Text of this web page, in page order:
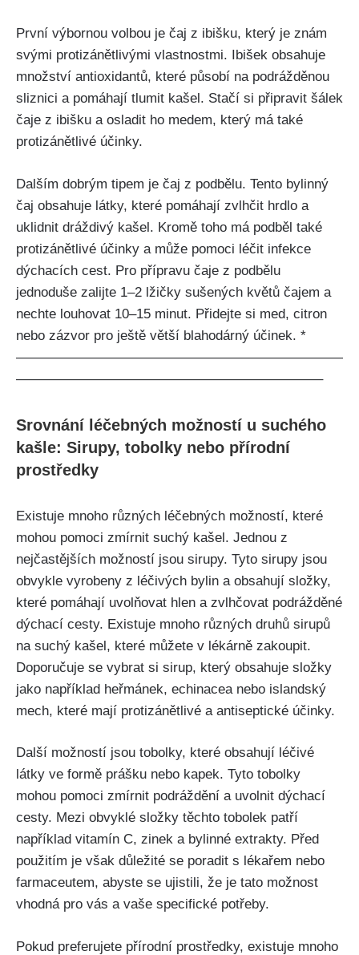
První výbornou volbou ‌je čaj z ​ibišku, který je znám
svými protizánětlivými vlastnostmi. Ibišek obsahuje
množství antioxidantů, které působí ⁣na podrážděnou
sliznici a pomáhají tlumit kašel.‌ Stačí⁢ si připravit šálek
čaje z ⁣ibišku a osladit ⁢ho medem,⁢ který má také
protizánětlivé účinky.
Dalším ​dobrým tipem ⁢je čaj z podbělu. Tento bylinný
čaj obsahuje látky, které pomáhají zvlhčit hrdlo a
uklidnit ‍dráždivý kašel. Kromě toho má ‍podběl také
protizánětlivé ‍účinky ⁤a může pomoci léčit infekce
‌dýchacích cest. Pro přípravu čaje z podbělu
jednoduše zalijte⁢ 1–2 lžičky sušených květů čajem a
nechte louhovat 10–15⁤ minut. Přidejte si med,⁣ citron
nebo zázvor pro ještě větší blahodárný účinek. *
————————————————————————
——————————————————————–
Srovnání léčebných možností​ u suchého
kašle: Sirupy,⁣ tobolky nebo ‌přírodní
prostředky
Existuje mnoho různých​ léčebných možností, které
⁤mohou⁣ pomoci zmírnit suchý kašel. Jednou z
nejčastějších možností jsou sirupy. Tyto sirupy ⁣jsou
obvykle⁤ vyrobeny z léčivých bylin a obsahují složky,
které pomáhají uvolňovat hlen a zvlhčovat podrážděné
dýchací cesty. Existuje mnoho různých druhů sirupů
na suchý kašel, které můžete ‌v lékárně zakoupit.⁣
Doporučuje ⁤se vybrat si ‌sirup, který obsahuje složky
jako⁣ například heřmánek, echinacea nebo⁢ islandský
mech, které mají protizánětlivé a antiseptické účinky.
Další možností ⁤jsou tobolky, které obsahují léčivé
látky ve formě prášku nebo kapek.​ Tyto tobolky
mohou pomoci zmírnit podráždění‍ a uvolnit ‌dýchací
cesty. ​Mezi obvyklé složky těchto tobolek patří
‌například vitamín C, zinek a bylinné extrakty. Před
⁢použitím je však důležité se poradit s⁢ lékařem nebo
farmaceutem, abyste se ujistili, že⁢ je tato možnost
‌vhodná pro vás a vaše specifické potřeby.
Pokud preferujete přírodní ‍prostředky, existuje mnoho